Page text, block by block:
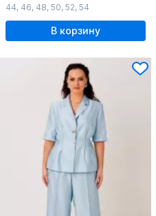
44, 46, 48, 50, 52, 54
В корзину